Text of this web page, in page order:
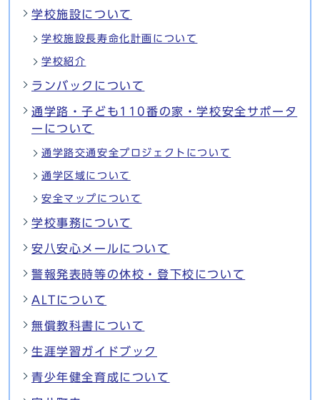
学校施設について
学校施設長寿命化計画について
学校紹介
ランバックについて
通学路・子ども110番の家・学校安全サポータ
ーについて
通学路交通安全プロジェクトについて
通学区域について
安全マップについて
学校事務について
安八安心メールについて
警報発表時等の休校・登下校について
ALTについて
無償教科書について
生涯学習ガイドブック
青少年健全育成について